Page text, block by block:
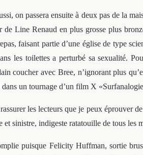
on passera ensuite à deux pas de la
Line Renaud en plus grosse plus
faisant partie d’une église de type
les toilettes a perturbé sa sexualité.
coucher avec Bree, n’ignorant plus
un tournage d’un film X
les lecteurs que je peux éprouver
sinistre, indigeste ratatouille de tous
puisque Felicity Huffman, sortie